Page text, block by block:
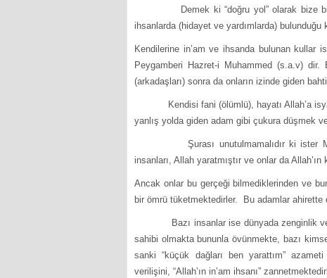
Demek ki “doğru yol” olarak bize
ihsanlarda (hidayet ve yardımlarda) bulunduğu
Kendilerine in’am ve ihsanda bulunan kullar
Peygamberi Hazret-i Muhammed (s.a.v)
(arkadaşları) sonra da onların izinde giden
Kendisi fani (ölümlü), hayatı Allah’a
yanlış yolda giden adam gibi çukura düşmek
Şurası unutulmamalıdır ki ister
insanları, Allah yaratmıştır ve onlar da Allah’ın
Ancak onlar bu gerçeği bilmediklerinden ve
bir ömrü tüketmektedirler. Bu adamlar
Bazı insanlar ise dünyada zenginlik ve
sahibi olmakta bununla övünmekte, bazı
sanki “küçük dağları ben yarattım”
verilişini, “Allah’ın in’am ihsanı”